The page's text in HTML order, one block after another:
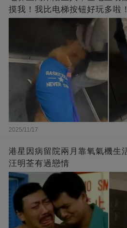
摸我！我比电梯按钮好玩多啦
2025/11/17
港星因病留院兩月靠氧氣機生
汪明荃有過戀情